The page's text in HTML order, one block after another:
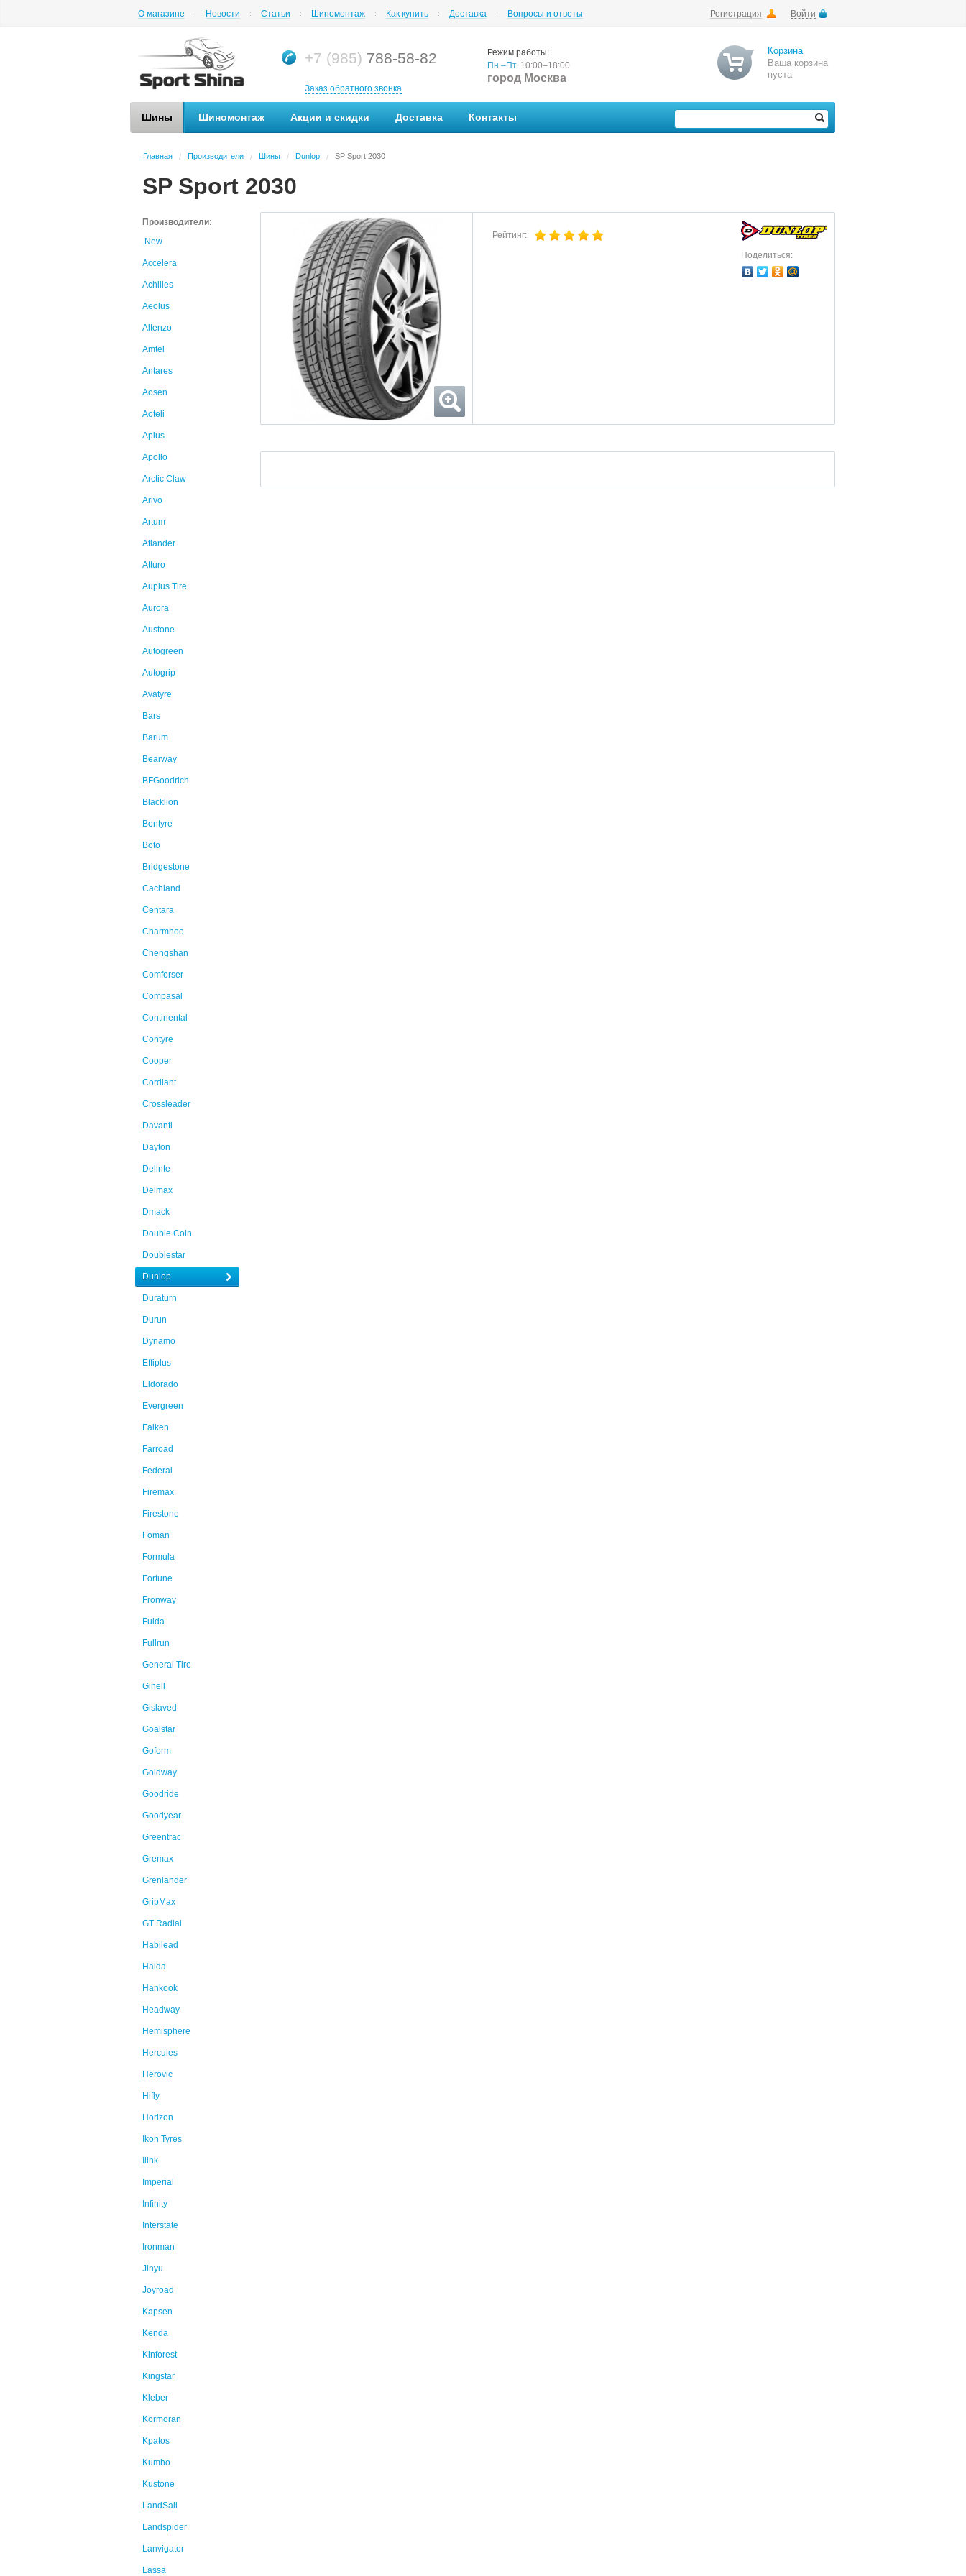
Регистрация Войти
О магазине Новости Статьи Шиномонтаж Как купить Доставка Вопросы и ответы
+7 (985) 788-58-82
Заказ обратного звонка
Режим работы:
Пн.–Пт. 10:00–18:00
город Москва
Корзина
Ваша корзина
пуста
Шины Шиномонтаж Акции и скидки Доставка Контакты
Главная / Производители / Шины / Dunlop / SP Sport 2030
SP Sport 2030
Производители:
.New
Accelera
Achilles
Aeolus
Altenzo
Amtel
Antares
Aosen
Aoteli
Aplus
Apollo
Arctic Claw
Arivo
Artum
Atlander
Atturo
Auplus Tire
Aurora
Austone
Autogreen
Autogrip
Avatyre
Bars
Barum
Bearway
BFGoodrich
Blacklion
Bontyre
Boto
Bridgestone
Cachland
Centara
Charmhoo
Chengshan
Comforser
Compasal
Continental
Contyre
Cooper
Cordiant
Crossleader
Davanti
Dayton
Delinte
Delmax
Dmack
Double Coin
Doublestar
Dunlop
Duraturn
Durun
Dynamo
Effiplus
Eldorado
Evergreen
Falken
Farroad
Federal
Firemax
Firestone
Foman
Formula
Fortune
Fronway
Fulda
Fullrun
General Tire
Ginell
Gislaved
Goalstar
Goform
Goldway
Goodride
Goodyear
Greentrac
Gremax
Grenlander
GripMax
GT Radial
Habilead
Haida
Hankook
Headway
Hemisphere
Hercules
Herovic
Hifly
Horizon
Ikon Tyres
Ilink
Imperial
Infinity
Interstate
Ironman
Jinyu
Joyroad
Kapsen
Kenda
Kinforest
Kingstar
Kleber
Kormoran
Kpatos
Kumho
Kustone
LandSail
Landspider
Lanvigator
Lassa
Рейтинг:
Поделиться: